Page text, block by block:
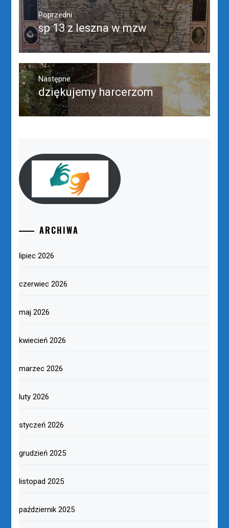
Nawigacja
wpisuPoprzedni
Poprzedni
wpis:
sp 13 z leszna w mzw
Następne
Następny
post:
dziękujemy harcerzom
ARCHIWA
lipiec 2026
czerwiec 2026
maj 2026
kwiecień 2026
marzec 2026
luty 2026
styczeń 2026
grudzień 2025
listopad 2025
październik 2025